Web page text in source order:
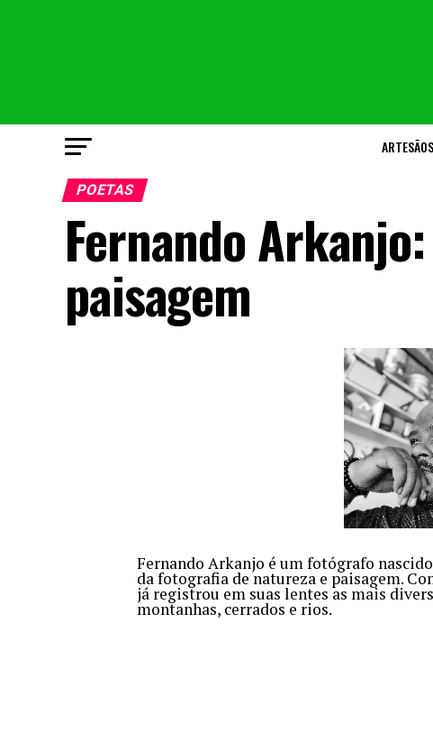
ARTESÃOS
POETAS
Fernando
paisagem
Fernando Arkanjo é um fotógrafo
da fotografia de natureza e paisagem.
já registrou em suas lentes as mais
montanhas, cerrados e rios.